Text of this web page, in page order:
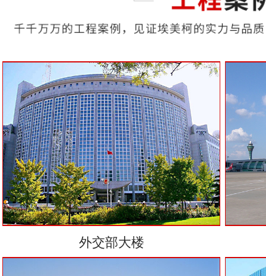
外交部大楼